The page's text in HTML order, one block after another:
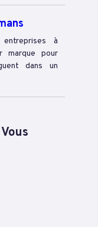
entreprises à
marque pour
dans un